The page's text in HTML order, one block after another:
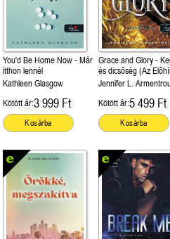
You'd Be Home Now - Már
itthon lennél
Kathleen Glasgow
Kötött ár:3 999 Ft
Kosárba
Grace and Glory -
és dicsőség (Az
trilógia 3.)
Jennifer L.
Kötött ár:5 499 Ft
Kosárba